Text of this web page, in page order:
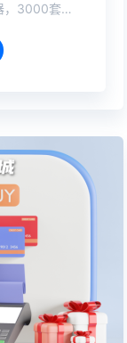
无需代码智能搭建，无需服务器，3000套网站模板任你免费使用！